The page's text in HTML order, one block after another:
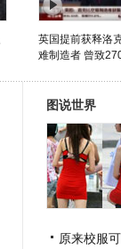
英国提前获释洛
难制造者 曾致
图说世界
原来校服